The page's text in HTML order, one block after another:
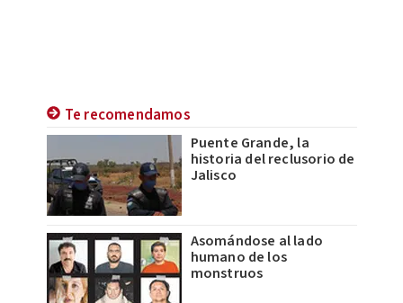
Te recomendamos
Puente Grande, la
historia del reclusorio de
Jalisco
Asomándose al lado
humano de los
monstruos